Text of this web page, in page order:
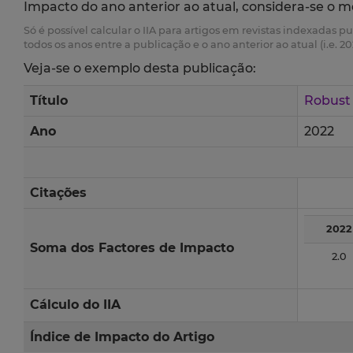
Impacto do ano anterior ao atual, considera-se o
Só é possível calcular o IIA para artigos em revistas indexadas
todos os anos entre a publicação e o ano anterior ao atual (i.e.
Veja-se o exemplo desta publicação:
Título
Ano 2022
Citações
Soma dos Factores de Impacto
2022
2.0
Cálculo do IIA
Índice de Impacto do Artigo